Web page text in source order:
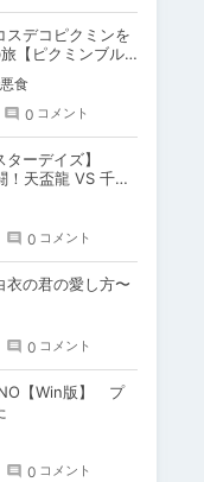
スデコピクミンを
【ピクミンブル
Bloom】
食
0 コメント
ターデイズ】
！天盃龍 VS 千年
ル】
0 コメント
衣の君の愛し方〜
0 コメント
【Win版】 プ
0 コメント